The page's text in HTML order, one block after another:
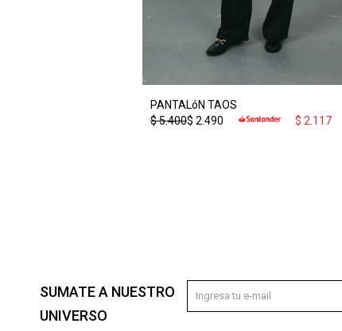
PANTALóN TAOS
$ 2.490
$5.400 $ 2.117
SUMATE A NUESTRO
UNIVERSO